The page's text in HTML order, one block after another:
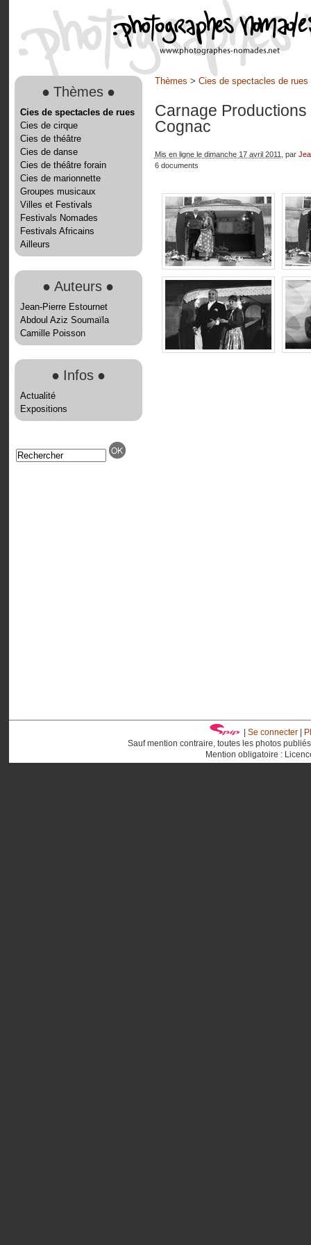
● Thèmes ●
Cies de spectacles de rues
Cies de cirque
Cies de théâtre
Cies de danse
Cies de théâtre forain
Cies de marionnette
Groupes musicaux
Villes et Festivals
Festivals Nomades
Festivals Africains
Ailleurs
● Auteurs ●
Jean-Pierre Estournet
Abdoul Aziz Soumaïla
Camille Poisson
● Infos ●
Actualité
Expositions
Thèmes > Cies de spectacles de rues
Carnage Productions
Cognac
Mis en ligne le dimanche 17 avril 2011 , par
6 documents
Se connecter|
Sauf mention contraire, toutes les photos
Mention obligatoire :